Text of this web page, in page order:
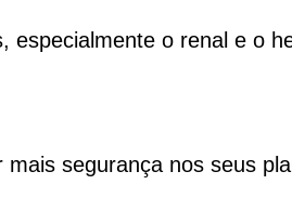
o renal e o
segurança nos seus